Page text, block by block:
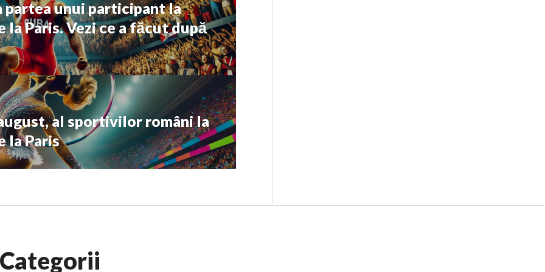
unui participant la
Paris. Vezi ce a făcut după
al sportivilor români la
la Paris
Categorii